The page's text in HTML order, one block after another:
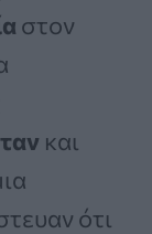
στον
και
ότι